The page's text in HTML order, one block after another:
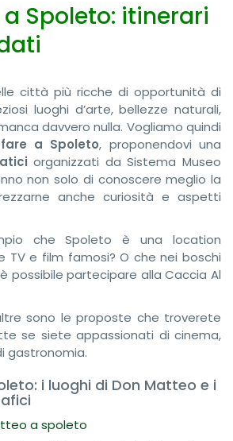
Spoleto: itinerari
città più ricche di opportunità di
luoghi d’arte, bellezze naturali,
davvero nulla. Vogliamo quindi
a Spoleto, proponendovi una
organizzati da Sistema Museo
non solo di conoscere meglio la
anche curiosità e aspetti
che Spoleto è una location
TV e film famosi? O che nei boschi
possibile partecipare alla Caccia Al
sono le proposte che troverete
se siete appassionati di cinema,
gastronomia.
i luoghi di Don Matteo e i